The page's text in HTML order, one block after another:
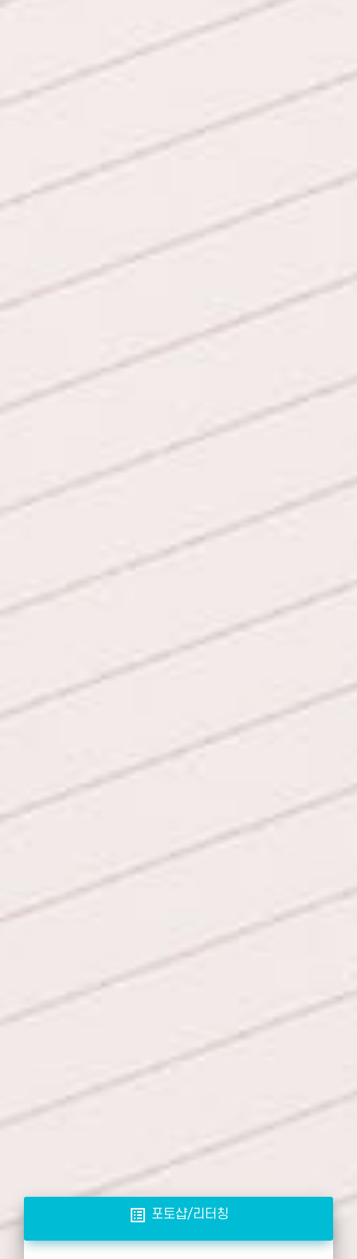
list_alt 포토샵/리터칭